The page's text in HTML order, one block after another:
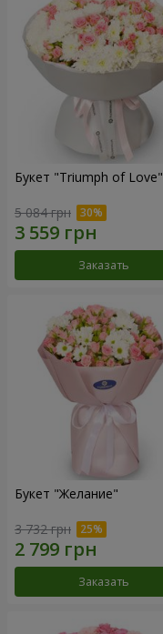
Букет "Triumph of Love"
5 084 грн
Заказать
Букет "Желание"
3 732 грн
Заказать